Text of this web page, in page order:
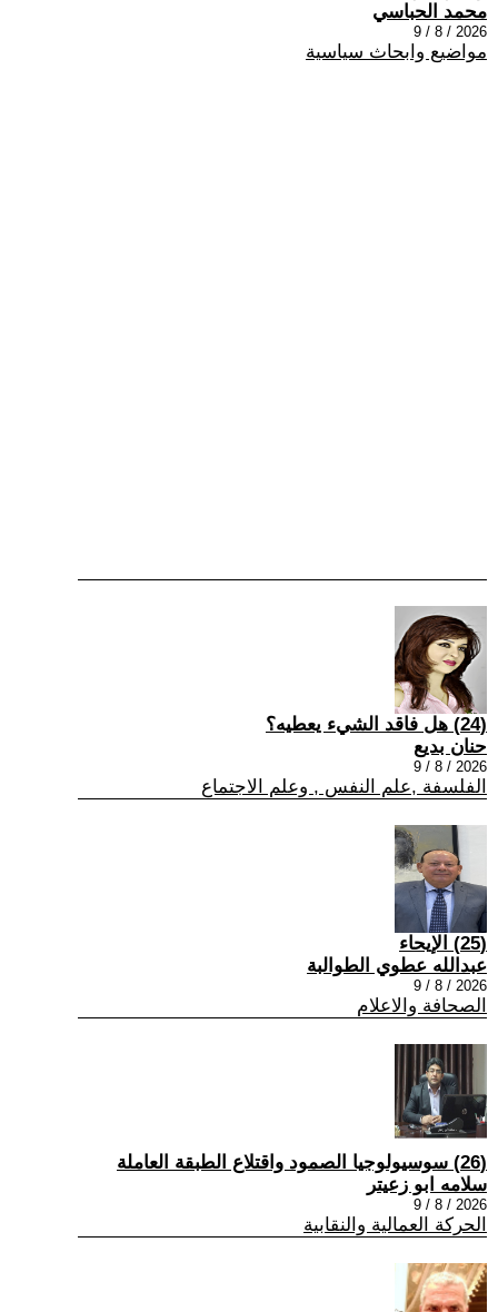
محمد الحباسي
2026 / 8 / 9
مواضيع وابحاث سياسية
(24) هل فاقد الشيء يعطيه؟
حنان بديع
2026 / 8 / 9
الفلسفة ,علم النفس , وعلم الاجتماع
(25) الإيحاء
عبدالله عطوي الطوالبة
2026 / 8 / 9
الصحافة والاعلام
(26) سوسيولوجيا الصمود واقتلاع الطبقة العاملة
سلامه ابو زعيتر
2026 / 8 / 9
الحركة العمالية والنقابية